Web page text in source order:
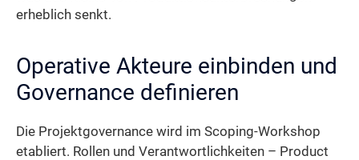
erheblich senkt.
Operative Akteure einbinden und
Governance definieren
Die Projektgovernance wird im Scoping-Workshop
etabliert. Rollen und Verantwortlichkeiten – Product